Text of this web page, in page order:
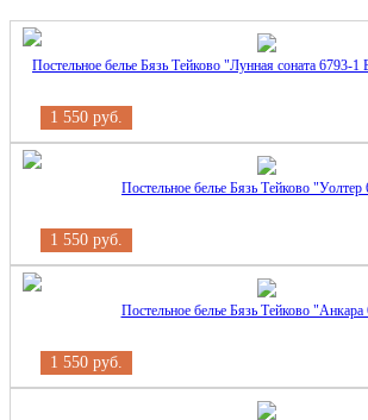
Постельное белье Бязь Тейково "Лунная соната 6793-
1 550 руб.
Постельное белье Бязь Тейково
1 550 руб.
Постельное белье Бязь Тейково
1 550 руб.